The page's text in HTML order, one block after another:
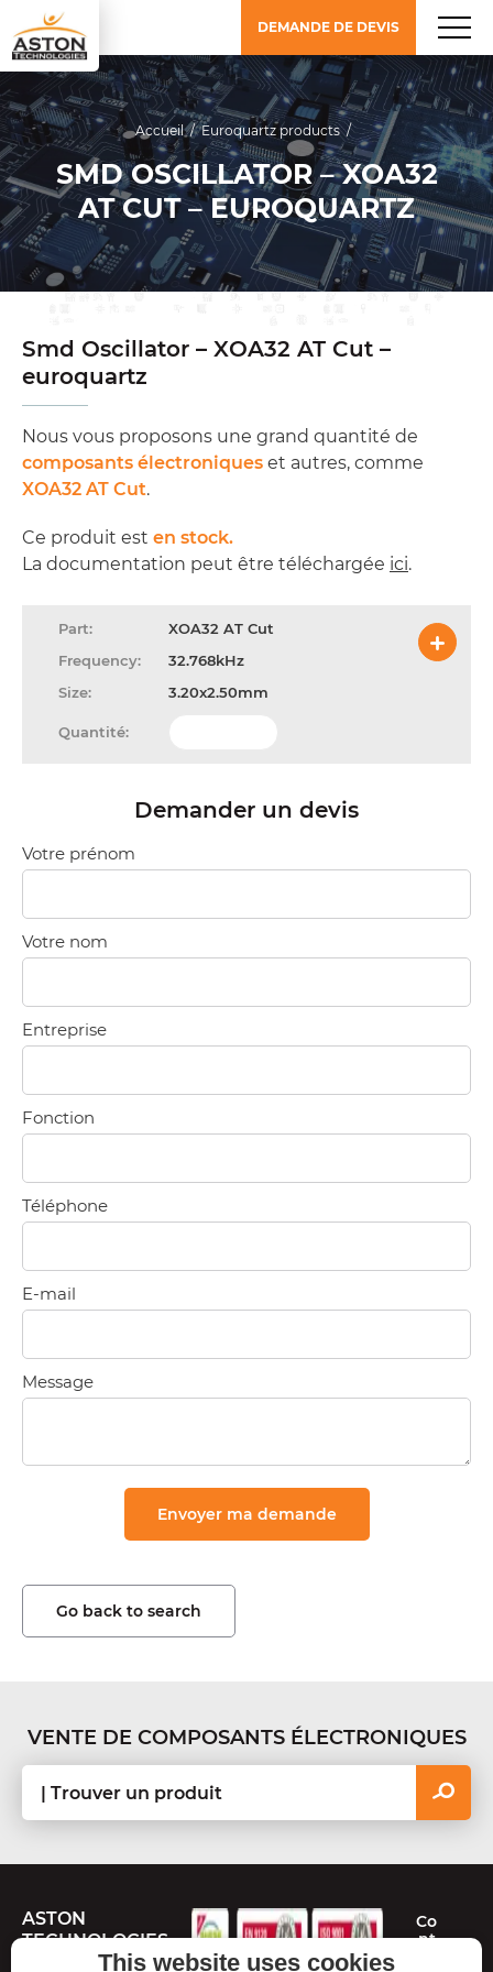
DEMANDE DE DEVIS
Accueil / Euroquartz products /
SMD OSCILLATOR – XOA32
AT CUT – EUROQUARTZ
Smd Oscillator – XOA32 AT Cut –
euroquartz
Nous vous proposons une grand quantité de
composants électroniques et autres, comme
XOA32 AT Cut.
Ce produit est en stock.
La documentation peut être téléchargée ici.
XOA32 AT Cut
32.768kHz
3.20x2.50mm
Demander un devis
Votre prénom
Votre nom
Entreprise
Fonction
Téléphone
E-mail
Message
Go back to search
VENTE DE COMPOSANTS ÉLECTRONIQUES
ASTON
TECHNOLOGIES
Co
nt
This website uses cookies